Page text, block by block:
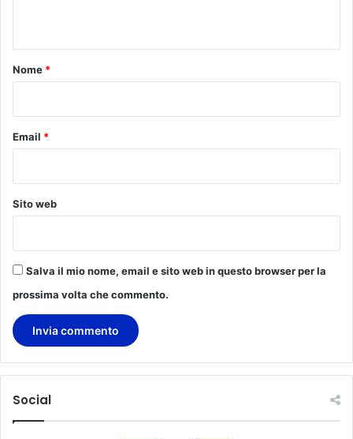
o
Nome *
Email *
Sito web
Salva il mio nome, email e sito web in questo browser per la
prossima volta che commento.
Social